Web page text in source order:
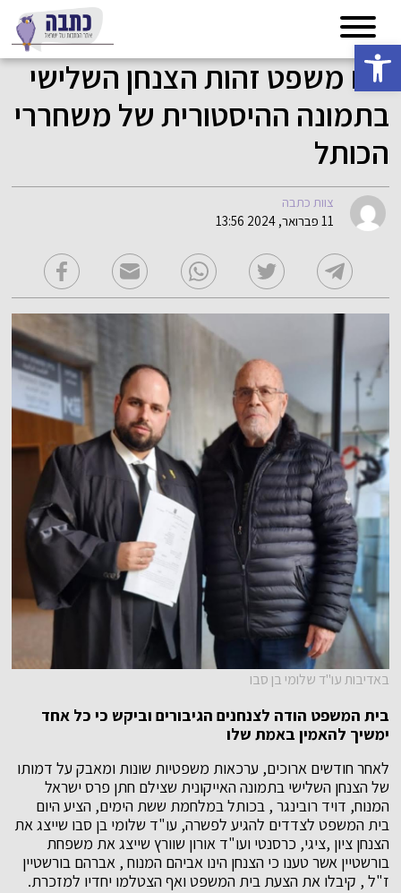
פתח סרגל נגישות
תם משפט זהות הצנחן השלישי
בתמונה ההיסטורית של משחררי
הכותל
צוות כתבה
11 פברואר, 2024 13:56
באדיבות עו"ד שלומי בן סבו
בית המשפט הודה לצנחנים הגיבורים וביקש כי כל אחד
ימשיך להאמין באמת שלו
לאחר חודשים ארוכים, ערכאות משפטיות שונות ומאבק על דמותו
של הצנחן השלישי בתמונה האייקונית שצילם חתן פרס ישראל
המנוח, דויד רובינגר , בכותל במלחמת ששת הימים, הציע היום
בית המשפט לצדדים להגיע לפשרה, עו"ד שלומי בן סבו שייצג את
הצנחן ציון ,ציגי, כרסנטי ועו"ד אורון שוורץ שייצג את משפחת
בורשטיין אשר טענו כי הצנחן הינו אביהם המנוח , אברהם בורשטיין
ז"ל , קיבלו את הצעת בית המשפט ואף הצטלמו יחדיו למזכרת.